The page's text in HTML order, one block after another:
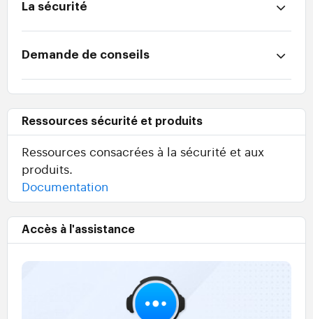
La sécurité
Demande de conseils
Ressources sécurité et produits
Ressources consacrées à la sécurité et aux
produits.
Documentation
Accès à l'assistance